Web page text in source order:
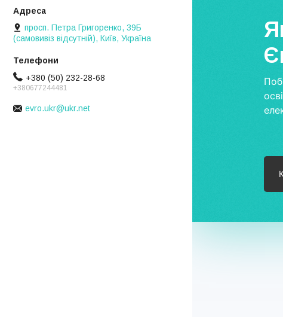
просп. Петра Григоренко, 39Б
(самовивіз відсутній), Київ, Україна
+380 (50) 232-28-68
+380677244481
evro.ukr@ukr.net